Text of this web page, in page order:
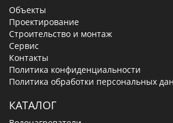
Объекты
Проектирование
Строительство и монтаж
Сервис
Контакты
Политика конфиденциальности
Политика обработки персональных
КАТАЛОГ